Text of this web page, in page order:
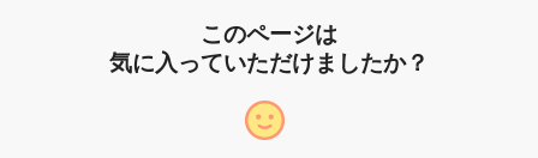
このページは
気に入っていただけましたか？